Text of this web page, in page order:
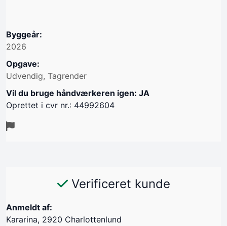
Byggeår:
2026
Opgave:
Udvendig, Tagrender
Vil du bruge håndværkeren igen: JA
Oprettet i cvr nr.: 44992604
Verificeret kunde
Anmeldt af:
Kararina, 2920 Charlottenlund